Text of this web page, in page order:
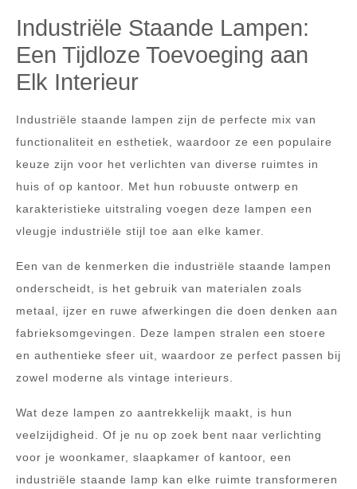
Industriële Staande Lampen:
Een Tijdloze Toevoeging aan
Elk Interieur
Industriële staande lampen zijn de perfecte mix van
functionaliteit en esthetiek, waardoor ze een populaire
keuze zijn voor het verlichten van diverse ruimtes in
huis of op kantoor. Met hun robuuste ontwerp en
karakteristieke uitstraling voegen deze lampen een
vleugje industriële stijl toe aan elke kamer.
Een van de kenmerken die industriële staande lampen
onderscheidt, is het gebruik van materialen zoals
metaal, ijzer en ruwe afwerkingen die doen denken aan
fabrieksomgevingen. Deze lampen stralen een stoere
en authentieke sfeer uit, waardoor ze perfect passen bij
zowel moderne als vintage interieurs.
Wat deze lampen zo aantrekkelijk maakt, is hun
veelzijdigheid. Of je nu op zoek bent naar verlichting
voor je woonkamer, slaapkamer of kantoor, een
industriële staande lamp kan elke ruimte transformeren